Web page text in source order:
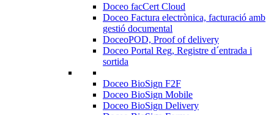
Doceo facCert Cloud
Doceo Factura electrònica, facturació amb
gestió documental
DoceoPOD, Proof of delivery
Doceo Portal Reg, Registre d´entrada i
sortida
Doceo BioSign F2F
Doceo BioSign Mobile
Doceo BioSign Delivery